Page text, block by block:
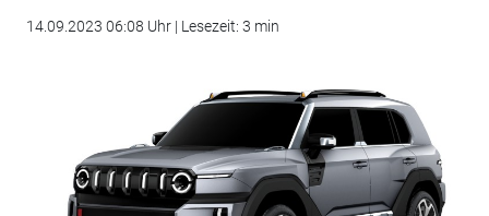
14.09.2023 06:08 Uhr | Lesezeit: 3 min